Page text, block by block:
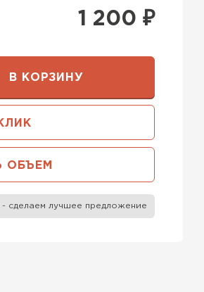
1 200 ₽
В КОРЗИНУ
В 1 КЛИК
ОБЪЕМ
сделаем лучшее предложение